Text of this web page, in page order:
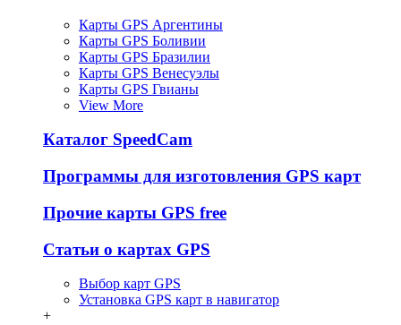
Карты GPS Аргентины
Карты GPS Боливии
Карты GPS Бразилии
Карты GPS Венесуэлы
Карты GPS Гвианы
View More
Каталог SpeedCam
Программы для изготовления GPS карт
Прочие карты GPS free
Статьи о картах GPS
Выбор карт GPS
Установка GPS карт в навигатор
+